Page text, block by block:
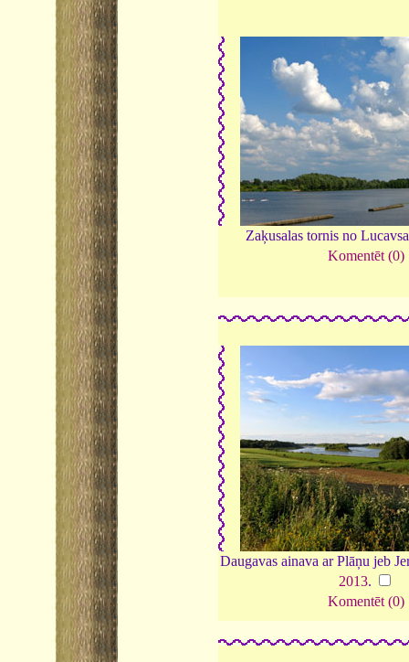
Zaķusalas tornis no
Komentēt (0)
Daugavas ainava ar Plāņu jeb
2013.
Komentēt (0)